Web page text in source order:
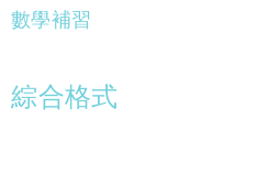
數學補習
綜合格式